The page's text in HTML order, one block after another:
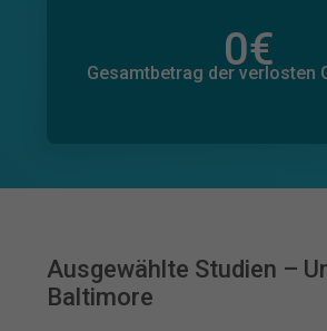
0€
Gesamtbetrag der verlosten
0€
Gesamtbetrag der
Ausgewählte Studien –
Baltimore